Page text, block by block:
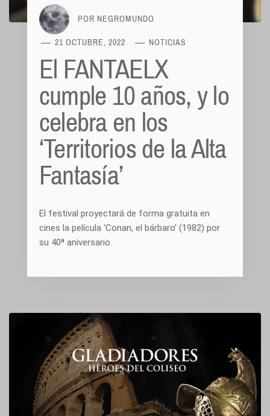
POR NEGROMUNDO
21 OCTUBRE, 2022 NOTICIAS
El FANTAELX
cumple 10 años, y lo
celebra en los
‘Territorios de la Alta
Fantasía’
El festival proyectará de forma gratuita en
cines la película ‘Conan, el bárbaro’ (1982) por
su 40ª aniversario